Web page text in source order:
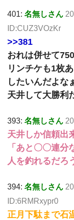
401: 名無しさん
ID:CUZ3VOzKr
>>381
おれは併せて
リンチケも1枚
したいんだよ
天井して大勝利
393: 名無しさん
天井しか信頼出
「あと〇〇連
人を釣れるだろ
394: 名無しさん
ID:6RMRxypr0
正月下駄まで石